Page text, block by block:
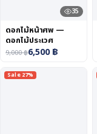
35
ดอกไม้หน้าศพ —
ดอกไม้ประเวศ
9,000฿6,500฿
Sale 27%